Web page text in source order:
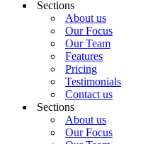
Sections
About us
Our Focus
Our Team
Features
Pricing
Testimonials
Contact us
Sections
About us
Our Focus